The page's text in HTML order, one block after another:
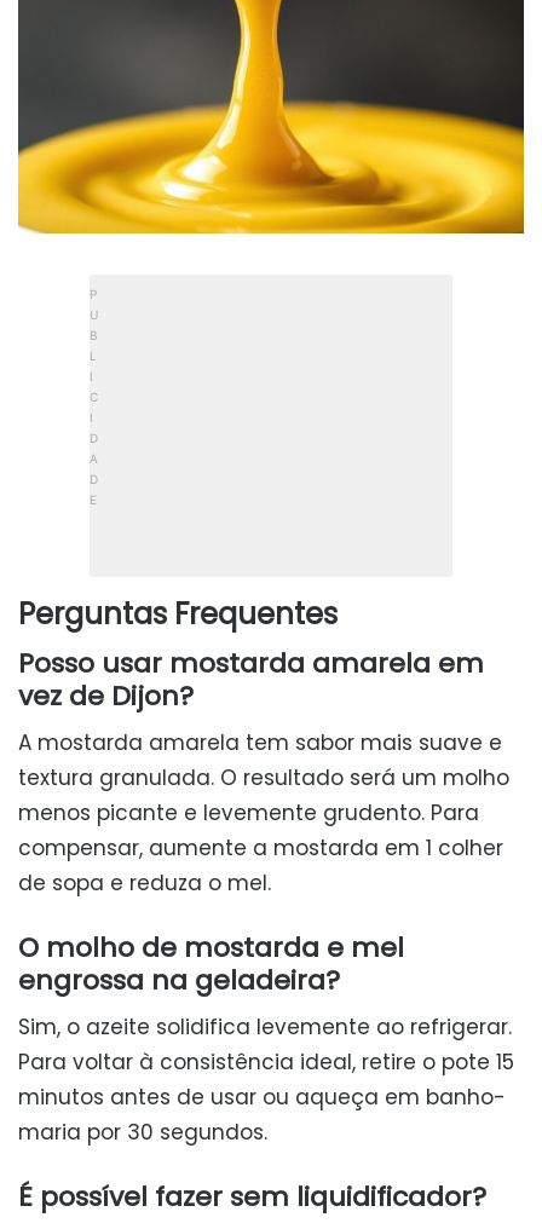
Perguntas Frequentes
Posso usar mostarda amarela em
vez de Dijon?
A mostarda amarela tem sabor mais suave e
textura granulada. O resultado será um molho
menos picante e levemente grudento. Para
compensar, aumente a mostarda em 1 colher
de sopa e reduza o mel.
O molho de mostarda e mel
engrossa na geladeira?
Sim, o azeite solidifica levemente ao refrigerar.
Para voltar à consistência ideal, retire o pote 15
minutos antes de usar ou aqueça em banho-
maria por 30 segundos.
É possível fazer sem liquidificador?